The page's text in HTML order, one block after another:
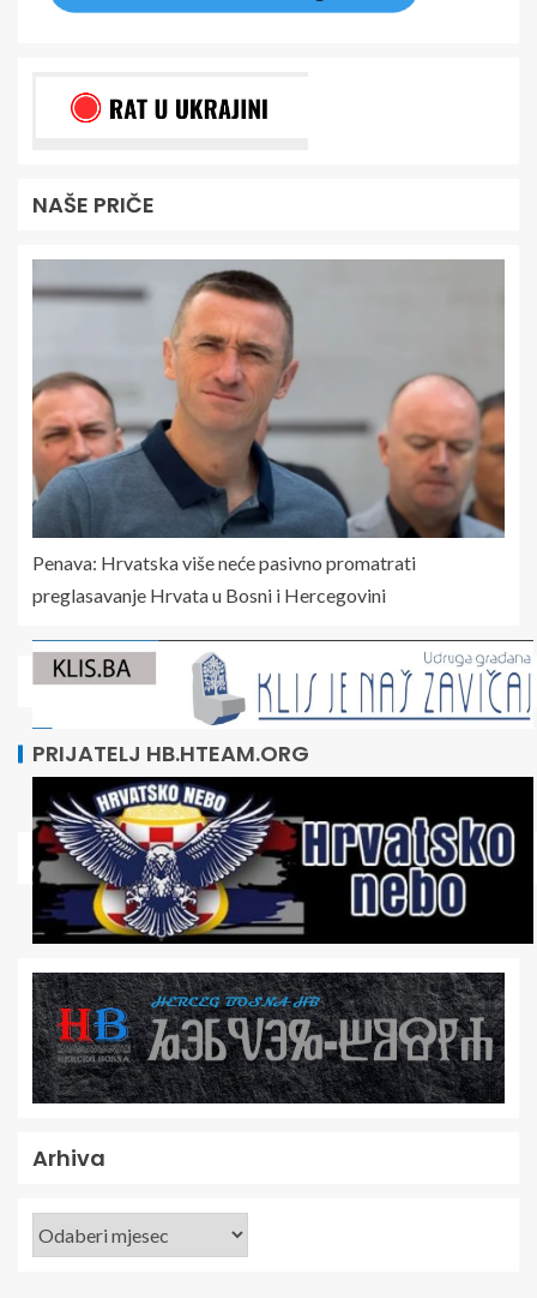
NAŠE PRIČE
Penava: Hrvatska više neće pasivno promatrati
preglasavanje Hrvata u Bosni i Hercegovini
PRIJATELJ HB.HTEAM.ORG
Arhiva